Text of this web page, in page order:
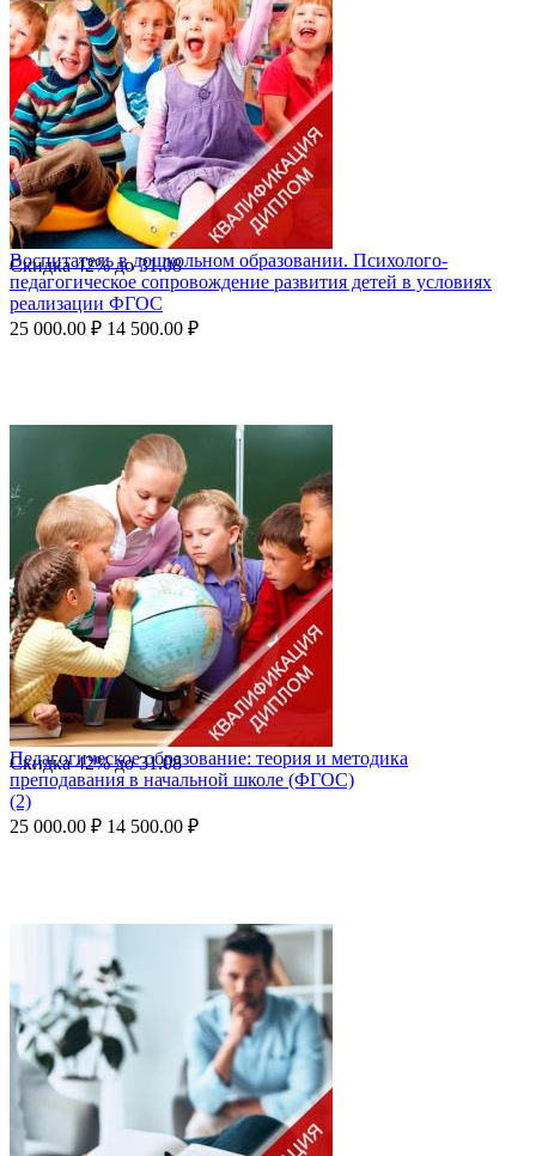
Скидка42%до31.08
Воспитатель в дошкольном образовании. Психолого-
педагогическое сопровождение развития детей в условиях
реализации ФГОС
25 000.00 ₽ 14 500.00 ₽
Скидка42%до31.08
Педагогическое образование: теория и методика
преподавания в начальной школе (ФГОС)
(2)
25 000.00 ₽ 14 500.00 ₽